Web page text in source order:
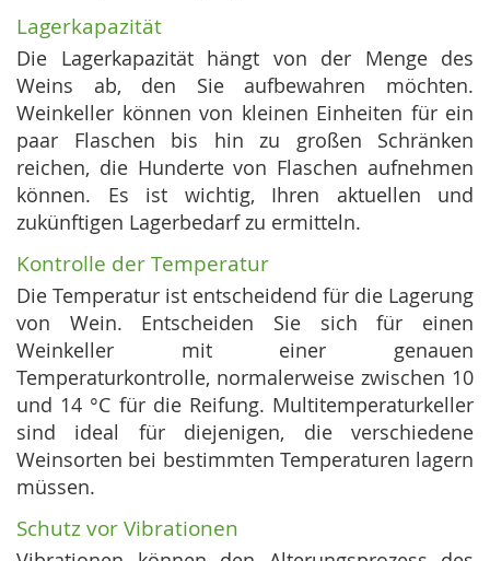
Lagerkapazität
Die Lagerkapazität hängt von der Menge des
Weins ab, den Sie aufbewahren möchten.
Weinkeller können von kleinen Einheiten für ein
paar Flaschen bis hin zu großen Schränken
reichen, die Hunderte von Flaschen aufnehmen
können. Es ist wichtig, Ihren aktuellen und
zukünftigen Lagerbedarf zu ermitteln.
Kontrolle der Temperatur
Die Temperatur ist entscheidend für die Lagerung
von Wein. Entscheiden Sie sich für einen
Weinkeller mit einer genauen
Temperaturkontrolle, normalerweise zwischen 10
und 14 °C für die Reifung. Multitemperaturkeller
sind ideal für diejenigen, die verschiedene
Weinsorten bei bestimmten Temperaturen lagern
müssen.
Schutz vor Vibrationen